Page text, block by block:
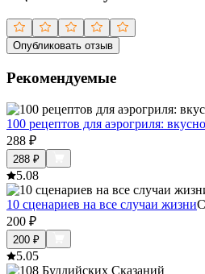
Опубликовать отзыв
Рекомендуемые
100 рецептов для аэрогриля:
288 ₽
288 ₽
5.08
10 сценариев на все случаи жизни
200 ₽
200 ₽
5.05